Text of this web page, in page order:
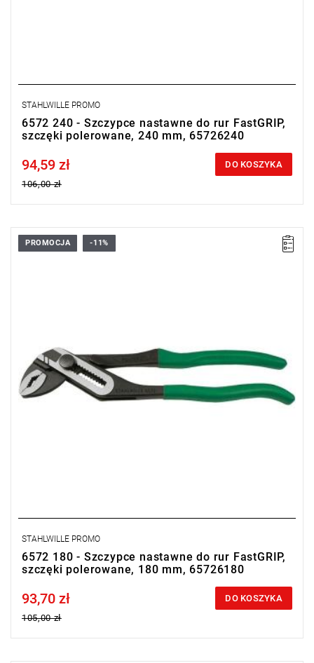
STAHLWILLE PROMO
6572 240 - Szczypce nastawne do rur FastGRIP,
szczęki polerowane, 240 mm, 65726240
Price tax included
94,59 zł
106,00 zł
DO KOSZYKA
PROMOCJA -11%
STAHLWILLE PROMO
6572 180 - Szczypce nastawne do rur FastGRIP,
szczęki polerowane, 180 mm, 65726180
Price tax included
93,70 zł
105,00 zł
DO KOSZYKA